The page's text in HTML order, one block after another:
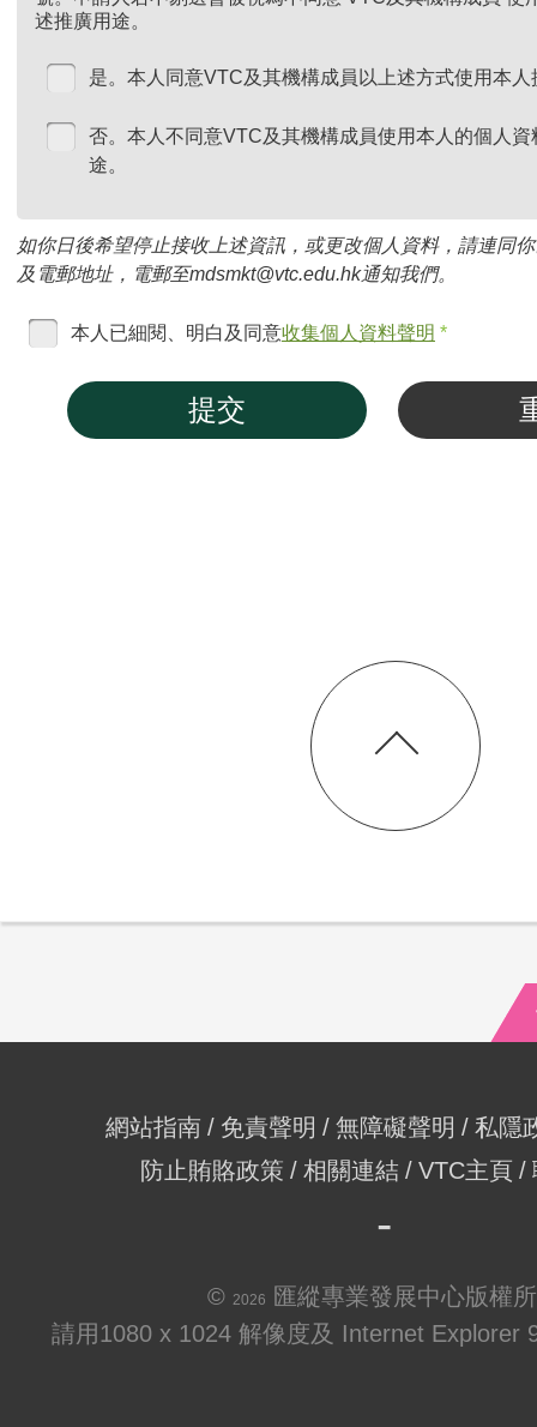
述推廣用途。
是。本人同意VTC及其機構成員以上述方式使用本
否。本人不同意VTC及其機構成員使用本人的個人
途。
如你日後希望停止接收上述資訊，或更改個人資料，請連同
及電郵地址，電郵至mdsmkt@vtc.edu.hk通知我們。
本人已細閱、明白及同意收集個人資料聲明 *
提交
網站指南 免責聲明 無障礙聲明
私隱
防止賄賂政策
相關連結 VTC主頁
© 2026
匯縱專業發展中心版權
請用1080 x 1024 解像度及 Internet Explorer